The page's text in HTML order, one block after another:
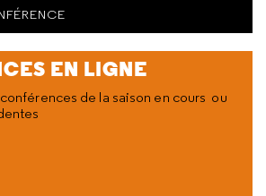
EN LIGNE
de la saison en cours ou